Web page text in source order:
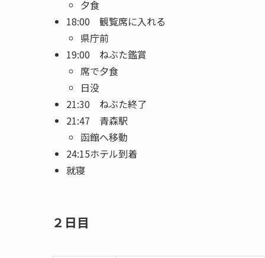
夕食
18:00 観覧席に入れる
県庁前
19:00 ねぶた鑑賞
席で夕食
日没
21:30 ねぶた終了
21:47 青森駅
函館へ移動
24:15ホテル到着
就寝
２日目